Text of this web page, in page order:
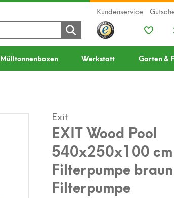
Kundenservice
Mülltonnenboxen Werkstatt Garten &
Exit
EXIT Wood Pool
540x250x100
Filterpumpe
Filterpumpe